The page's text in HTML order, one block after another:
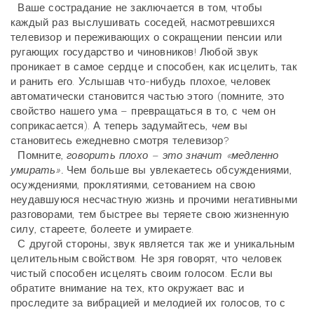
Ваше сострадание не заключается в том, чтобы
каждый раз выслушивать соседей, насмотревшихся
телевизор и переживающих о сокращении пенсии или
ругающих государство и чиновников! Любой звук
проникает в самое сердце и способен, как исцелить, так
и ранить его. Услышав что-нибудь плохое, человек
автоматически становится частью этого (помните, это
свойство нашего ума – превращаться в то, с чем он
соприкасается). А теперь задумайтесь, чем вы
становитесь ежедневно смотря телевизор?
Помните, говорить плохо – это значит «медленно
умирать». Чем больше вы увлекаетесь обсуждениями,
осуждениями, проклятиями, сетованием на свою
неудавшуюся несчастную жизнь и прочими негативными
разговорами, тем быстрее вы теряете свою жизненную
силу, стареете, болеете и умираете.
С другой стороны, звук является так же и уникальным
целительным свойством. Не зря говорят, что человек
чистый способен исцелять своим голосом. Если вы
обратите внимание на тех, кто окружает вас и
проследите за вибрацией и мелодией их голосов, то с